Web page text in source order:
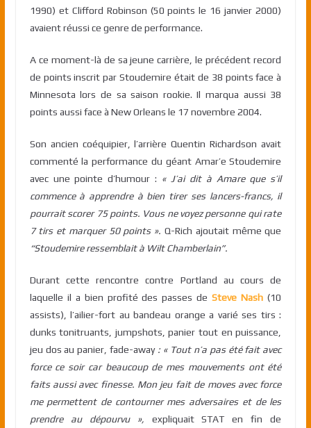
1990) et Clifford Robinson (50 points le 16 janvier 2000)
avaient réussi ce genre de performance.
A ce moment-là de sa jeune carrière, le précédent record
de points inscrit par Stoudemire était de 38 points face à
Minnesota lors de sa saison rookie. Il marqua aussi 38
points aussi face à New Orleans le 17 novembre 2004.
Son ancien coéquipier, l’arrière Quentin Richardson avait
commenté la performance du géant Amar’e Stoudemire
avec une pointe d’humour : « J’ai dit à Amare que s’il
commence à apprendre à bien tirer ses lancers-francs, il
pourrait scorer 75 points. Vous ne voyez personne qui rate
7 tirs et marquer 50 points ».Q-Rich ajoutait même que
“Stoudemire ressemblait à Wilt Chamberlain”.
Durant cette rencontre contre Portland au cours de
laquelle il a bien profité des passes deSteve Nash (10
assists), l’ailier-fort au bandeau orange a varié ses tirs :
dunks tonitruants, jumpshots, panier tout en puissance,
jeu dos au panier, fade-away : « Tout n’a pas été fait avec
force ce soir car beaucoup de mes mouvements ont été
faits aussi avec finesse. Mon jeu fait de moves avec force
me permettent de contourner mes adversaires et de les
prendre au dépourvu », expliquait STAT en fin de